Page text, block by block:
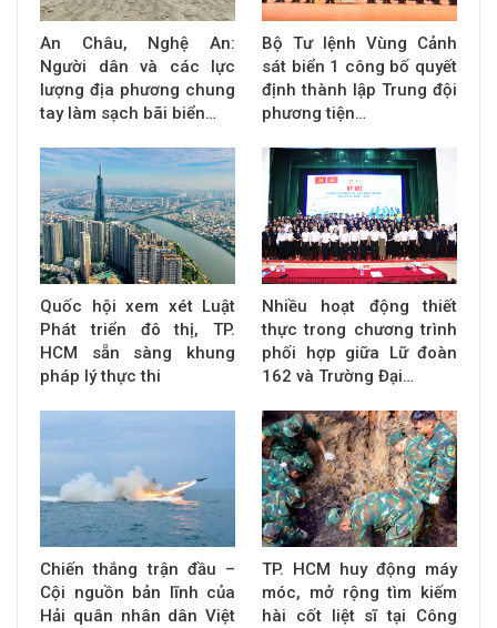
An Châu, Nghệ An:
Người dân và các lực
lượng địa phương chung
tay làm sạch bãi biển…
Bộ Tư lệnh Vùng Cảnh
sát biển 1 công bố quyết
định thành lập Trung đội
phương tiện…
Quốc hội xem xét Luật
Phát triển đô thị, TP.
HCM sẵn sàng khung
pháp lý thực thi
Nhiều hoạt động thiết
thực trong chương trình
phối hợp giữa Lữ đoàn
162 và Trường Đại…
Chiến thắng trận đầu –
Cội nguồn bản lĩnh của
Hải quân nhân dân Việt
TP. HCM huy động máy
móc, mở rộng tìm kiếm
hài cốt liệt sĩ tại Công